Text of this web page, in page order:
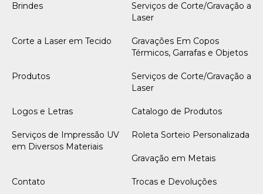
Brindes
Serviços de Corte/Gravação a
Laser
Corte a Laser em Tecido
Gravações Em Copos
Térmicos, Garrafas e Objetos
Produtos
Serviços de Corte/Gravação a
Laser
Logos e Letras Catalogo de Produtos
Serviços de Impressão UV
em Diversos Materiais
Roleta Sorteio Personalizada
Gravação em Metais
Contato Trocas e Devoluções